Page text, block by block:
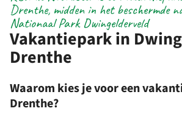
Vakantiepark in
Drenthe
Drenthe, midden in het beschermde
Nationaal Park Dwingelderveld
Waarom kies je voor een
Drenthe?